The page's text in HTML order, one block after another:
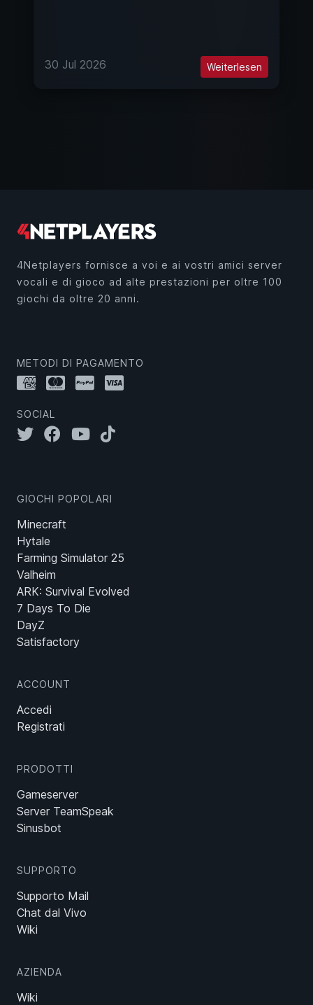
30 Jul 2026 Weiterlesen
4Netplayers fornisce a voi e ai vostri amici server
vocali e di gioco ad alte prestazioni per oltre 100
giochi da oltre 20 anni.
METODI DI PAGAMENTO
SOCIAL
GIOCHI POPOLARI
Minecraft
Hytale
Farming Simulator 25
Valheim
ARK: Survival Evolved
7 Days To Die
DayZ
Satisfactory
ACCOUNT
Accedi
Registrati
PRODOTTI
Gameserver
Server TeamSpeak
Sinusbot
SUPPORTO
Supporto Mail
Chat dal Vivo
Wiki
AZIENDA
Wiki